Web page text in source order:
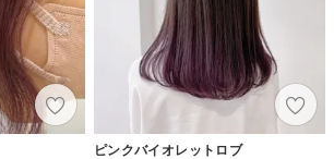
ピンクバイオレットロブ